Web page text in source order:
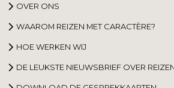
OVER ONS
WAAROM REIZEN MET CARACTÈRE?
HOE WERKEN WIJ
DE LEUKSTE NIEUWSBRIEF OVER